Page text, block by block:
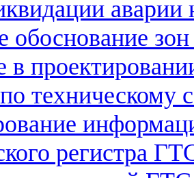
обоснование
в
техническому
регистра